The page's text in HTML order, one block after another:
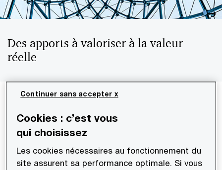
Des apports à valoriser à la valeur
réelle
dérogation au principe général de valorisation des
apports prévu par les règles comptables et sont
réalisés à la valeur réelle, même si la première
partie de l’opération, l’apport à une filiale, est
Cookies : c’est vous
qui choisissez
Les cookies nécessaires au fonctionnement du
site assurent sa performance optimale. Si vous
Continuer sans accepter x